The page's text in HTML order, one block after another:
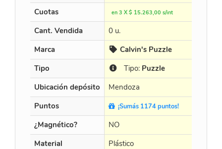
Cuotas
en 3 X $ 15.263,00 s/int
Cant. Vendida
0 u.
Marca
Calvin's Puzzle
Tipo
Tipo: Puzzle
Ubicación depósito
Mendoza
Puntos
¡Sumás 1174 puntos!
¿Magnético?
NO
Material
Plástico